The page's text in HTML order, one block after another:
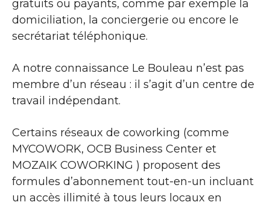
gratuits ou payants, comme par exemple la
domiciliation, la conciergerie ou encore le
secrétariat téléphonique.
A notre connaissance Le Bouleau n’est pas
membre d’un réseau : il s’agit d’un centre de
travail indépendant.
Certains réseaux de coworking (comme
MYCOWORK, OCB Business Center et
MOZAIK COWORKING ) proposent des
formules d’abonnement tout-en-un incluant
un accès illimité à tous leurs locaux en